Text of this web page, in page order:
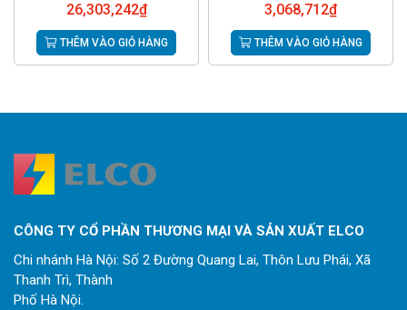
26,303,242₫
THÊM VÀO GIỎ HÀNG
3,068,712₫
THÊM VÀO GIỎ HÀNG
CÔNG TY CỔ PHẦN THƯƠNG MẠI VÀ SẢN XUẤT ELCO
Chi nhánh Hà Nội: Số 2 Đường Quang Lai, Thôn Lưu Phái, Xã
Thanh Trì, Thành
Phố Hà Nội.